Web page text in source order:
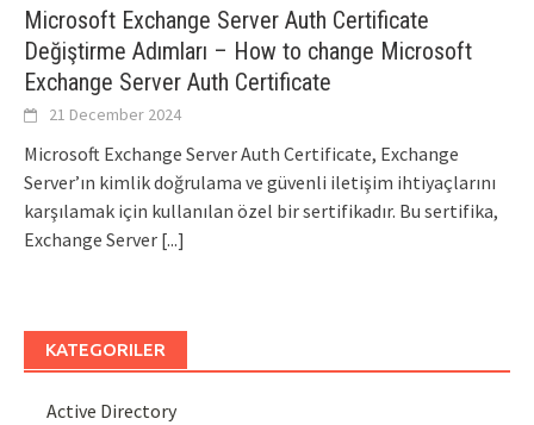
Microsoft Exchange Server Auth Certificate
Değiştirme Adımları – How to change Microsoft
Exchange Server Auth Certificate
21 December 2024
Microsoft Exchange Server Auth Certificate, Exchange
Server’ın kimlik doğrulama ve güvenli iletişim ihtiyaçlarını
karşılamak için kullanılan özel bir sertifikadır. Bu sertifika,
Exchange Server [...]
KATEGORILER
Active Directory